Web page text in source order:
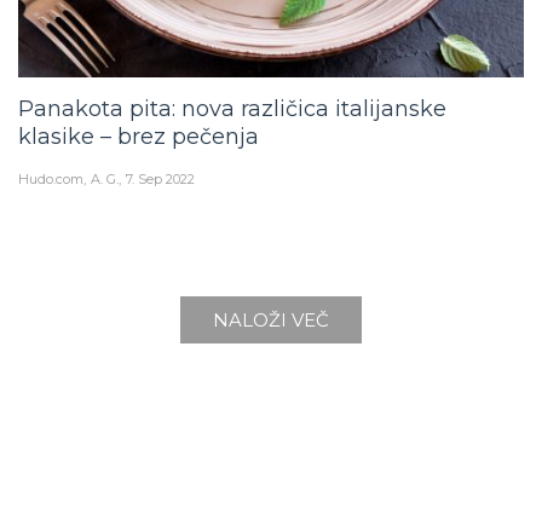
Panakota pita: nova različica italijanske
klasike – brez pečenja
Hudo.com A. G. 7. Sep 2022
NALOŽI VEČ